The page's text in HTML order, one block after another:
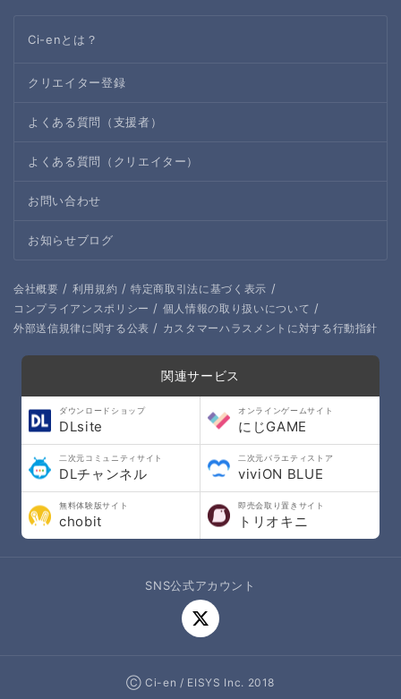
Ci-enとは？
クリエイター登録
よくある質問（支援者）
よくある質問（クリエイター）
お問い合わせ
お知らせブログ
会社概要 / 利用規約 / 特定商取引法に基づく表示 /
コンプライアンスポリシー / 個人情報の取り扱いについて /
外部送信規律に関する公表 / カスタマーハラスメントに対する行動指針
関連サービス
ダウンロードショップ
DLsite
オンラインゲームサイト
にじGAME
二次元コミュニティサイト
DLチャンネル
二次元バラエティストア
viviON BLUE
無料体験版サイト
chobit
即売会取り置きサイト
トリオキニ
SNS公式アカウント
Ⓒ Ci-en / EISYS Inc. 2018